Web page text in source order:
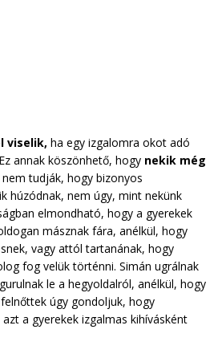
viselik, ha egy izgalomra okot adó
annak köszönhető, hogy nekik még
nem tudják, hogy bizonyos
húzódnak, nem úgy, mint nekünk
elmondható, hogy a gyerekek
másznak fára, anélkül, hogy
vagy attól tartanának, hogy
fog velük történni. Simán ugrálnak
le a hegyoldalról, anélkül, hogy
úgy gondoljuk, hogy
a gyerekek izgalmas kihívásként